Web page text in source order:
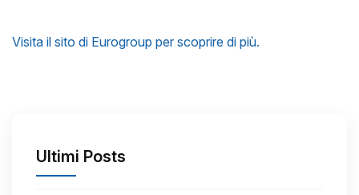
Visita il sito di Eurogroup per scoprire di più.​
Ultimi Posts